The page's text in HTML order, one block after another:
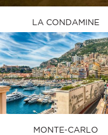
LA CONDAMINE
MONTE-CARLO